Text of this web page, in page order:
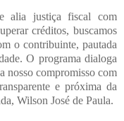
alia justiça fiscal com
créditos, buscamos
o contribuinte, pautada
O programa dialoga
nosso compromisso com
e próxima da
Wilson José de Paula.